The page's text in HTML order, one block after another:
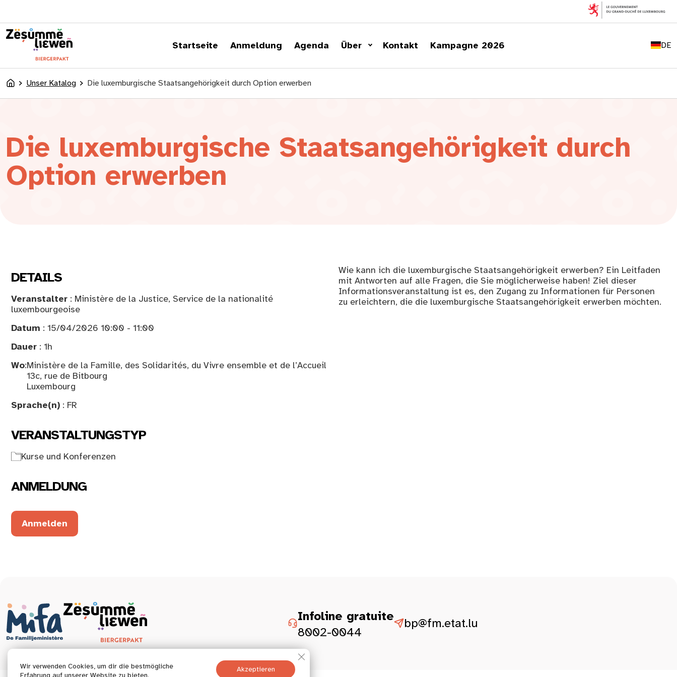
Startseite Anmeldung Agenda Über Kontakt Kampagne 2026 DE
FR
LU
AccueilUnser Katalog Die luxemburgische Staatsangehörigkeit durch Option erwerben
Die luxemburgische Staatsangehörigkeit durch
Option erwerben
DETAILS
Veranstalter : Ministère de la Justice, Service de la nationalité
luxembourgeoise
Datum : 15/04/2026 10:00 - 11:00
Dauer : 1h
Wo:Ministère de la Famille, des Solidarités, du Vivre ensemble et de l’Accueil
13c, rue de Bitbourg
Luxembourg
Sprache(n) : FR
VERANSTALTUNGSTYP
Kurse und Konferenzen
ANMELDUNG
Anmelden
Wie kann ich die luxemburgische Staatsangehörigkeit erwerben? Ein Leitfaden
mit Antworten auf alle Fragen, die Sie möglicherweise haben! Ziel dieser
Informationsveranstaltung ist es, den Zugang zu Informationen für Personen
zu erleichtern, die die luxemburgische Staatsangehörigkeit erwerben möchten.
Infoline gratuite
8002-0044
bp@fm.etat.lu
Wir verwenden Cookies, um dir die bestmögliche
Erfahrung auf unserer Website zu bieten.
Akzeptieren
GDPR Cookie-Banner schließen